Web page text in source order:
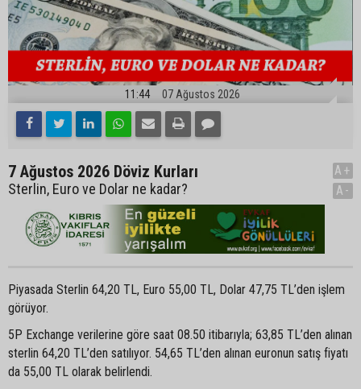
11:44 07 Ağustos 2026
7 Ağustos 2026 Döviz Kurları
Sterlin, Euro ve Dolar ne kadar?
A+
A-
Piyasada Sterlin 64,20 TL, Euro 55,00 TL, Dolar 47,75 TL’den işlem
görüyor.
5P Exchange verilerine göre saat 08.50 itibarıyla; 63,85 TL’den alınan
sterlin 64,20 TL’den satılıyor. 54,65 TL’den alınan euronun satış fiyatı
da 55,00 TL olarak belirlendi.